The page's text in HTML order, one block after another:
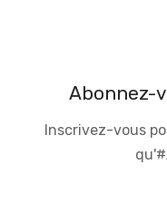
Abonnez-
Inscrivez-vous